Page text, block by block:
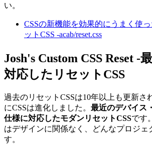
い。
CSSの新機能を効果的にうまく使
ットCSS -acab/reset.css
Josh's Custom CSS Reset -
対応したリセットCSS
過去のリセットCSSは10年以上も更新さ
にCSSは進化しました。 最近のデバイス
仕様に対応したモダンリセットCSSです
はデザインに関係なく、どんなプロジェ
す。